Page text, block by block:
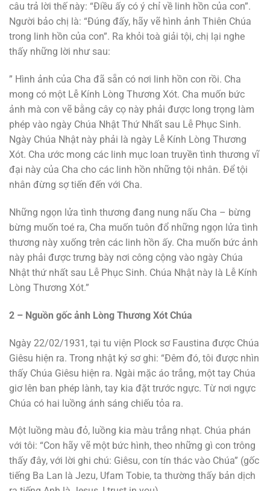
câu trả lời thế này: “Điều ấy có ý chỉ về linh hồn của con”.
Người bảo chị là: “Đúng đấy, hãy vẽ hình ảnh Thiên Chúa
trong linh hồn của con”. Ra khỏi toà giải tội, chị lại nghe
thấy những lời như sau:
” Hình ảnh của Cha đã sẵn có nơi linh hồn con rồi. Cha
mong có một Lễ Kính Lòng Thương Xót. Cha muốn bức
ảnh mà con vẽ bằng cây cọ này phải được long trọng làm
phép vào ngày Chúa Nhật Thứ Nhất sau Lễ Phục Sinh.
Ngày Chúa Nhật này phải là ngày Lễ Kính Lòng Thương
Xót. Cha ước mong các linh mục loan truyền tình thương vĩ
đại này của Cha cho các linh hồn những tội nhân. Để tội
nhân đừng sợ tiến đến với Cha.
Những ngọn lửa tình thương đang nung nấu Cha – bừng
bừng muốn toé ra, Cha muốn tuôn đổ những ngọn lửa tình
thương này xuống trên các linh hồn ấy. Cha muốn bức ảnh
này phải được trưng bày nơi công cộng vào ngày Chúa
Nhật thứ nhất sau Lễ Phục Sinh. Chúa Nhật này là Lễ Kính
Lòng Thương Xót.”
2 – Nguồn gốc ảnh Lòng Thương Xót Chúa
Ngày 22/02/1931, tại tu viện Plock sơ Faustina được Chúa
Giêsu hiện ra. Trong nhật ký sơ ghi: “Ðêm đó, tôi được nhìn
thấy Chúa Giêsu hiện ra. Ngài mặc áo trắng, một tay Chúa
giơ lên ban phép lành, tay kia đặt trước ngực. Từ nơi ngực
Chúa có hai luồng ánh sáng chiếu tỏa ra.
Một luồng màu đỏ, luồng kia màu trắng nhạt. Chúa phán
với tôi: “Con hãy vẽ một bức hình, theo những gì con trông
thấy đây, với lời ghi chú: Giêsu, con tín thác vào Chúa” (gốc
tiếng Ba Lan là Jezu, Ufam Tobie, ta thường thấy bản dịch